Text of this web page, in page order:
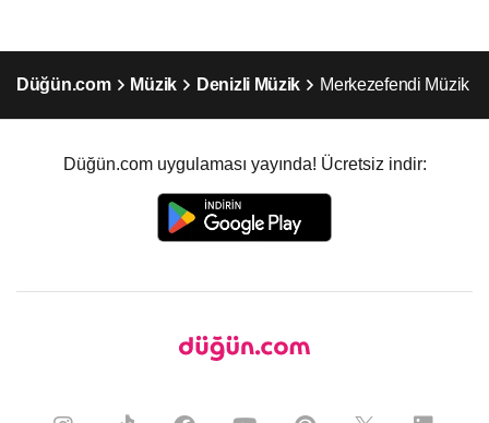
Düğün.com Müzik Denizli Müzik Merkezefendi Müzik
Düğün.com uygulaması yayında! Ücretsiz indir: